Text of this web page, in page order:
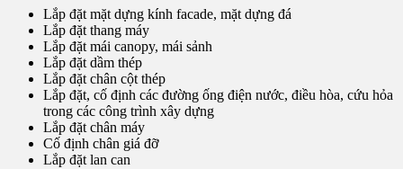
Lắp đặt mặt dựng kính facade, mặt dựng đá
Lắp đặt thang máy
Lắp đặt mái canopy, mái sảnh
Lắp đặt dầm thép
Lắp đặt chân cột thép
Lắp đặt, cố định các đường ống điện nước, điều hòa, cứu hỏa
trong các công trình xây dựng
Lắp đặt chân máy
Cố định chân giá đỡ
Lắp đặt lan can